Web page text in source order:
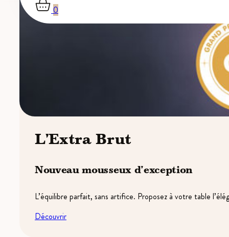
0
L'Extra Brut
Nouveau mousseux d'exception
L’équilibre parfait, sans artifice. Proposez à votre table
Découvrir